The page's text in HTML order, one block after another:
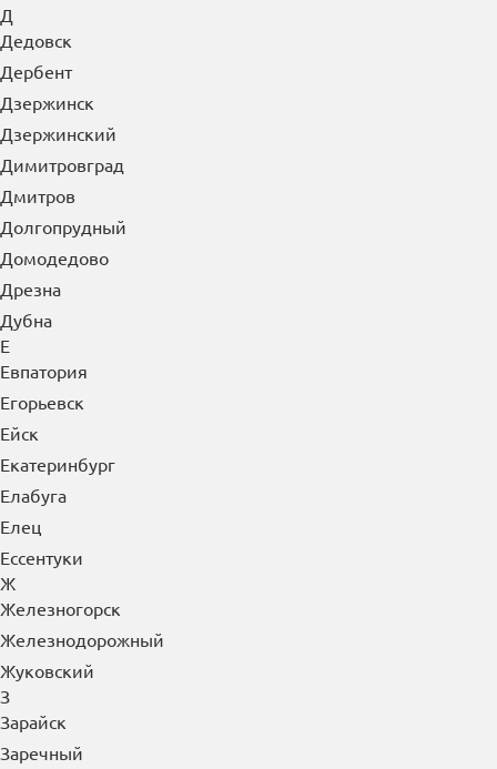
Д
Дедовск
Дербент
Дзержинск
Дзержинский
Димитровград
Дмитров
Долгопрудный
Домодедово
Дрезна
Дубна
Е
Евпатория
Егорьевск
Ейск
Екатеринбург
Елабуга
Елец
Ессентуки
Ж
Железногорск
Железнодорожный
Жуковский
З
Зарайск
Заречный